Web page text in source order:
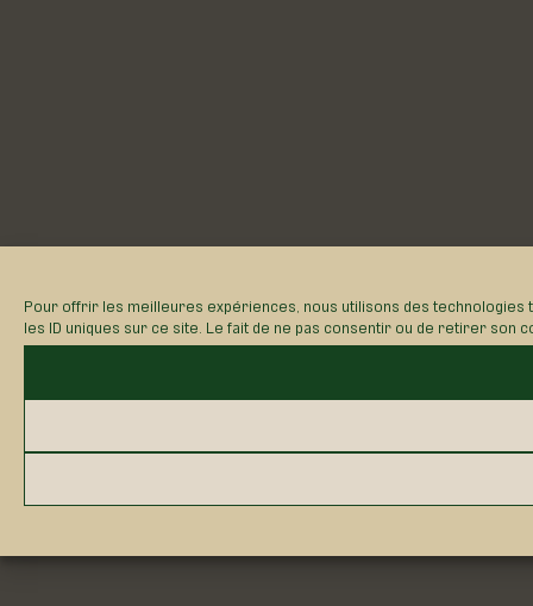
Pour offrir les meilleures expériences, nous utilisons des
les ID uniques sur ce site. Le fait de ne pas consentir ou de retirer